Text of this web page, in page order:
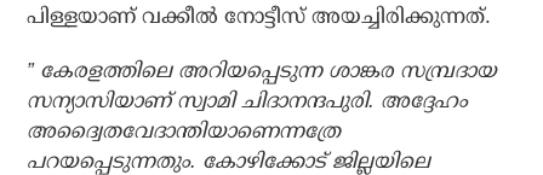
പിള്ളയാണ് വക്കീല്‍ നോട്ടീസ് അയച്ചിരിക്കുന്നത്.
” കേരളത്തിലെ അറിയപ്പെടുന്ന ശാങ്കര സമ്പ്രദായ
സന്യാസിയാണ് സ്വാമി ചിദാനന്ദപുരി. അദ്ദേഹം
അദ്വൈതവേദാന്തിയാണെന്നത്രേ
പറയപ്പെടുന്നതും. കോഴിക്കോട് ജില്ലയിലെ